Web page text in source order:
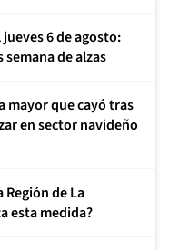
6 de agosto:
de alzas
mayor que cayó tras
en sector navideño
Región de La
esta medida?